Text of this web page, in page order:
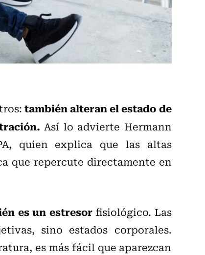
también alteran el estado de
Así lo advierte Hermann
quien explica que las altas
que repercute directamente en
es un estresorfisiológico. Las
sino estados corporales.
es más fácil que aparezcan